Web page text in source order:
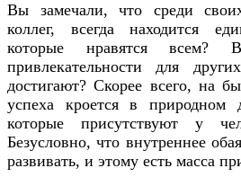
Вы замечали, что среди
коллег, всегда находится
которые нравятся
привлекательности для
достигают? Скорее всего, на
успеха кроется в природном
которые присутствуют у
Безусловно, что внутреннее
развивать, и этому есть масса